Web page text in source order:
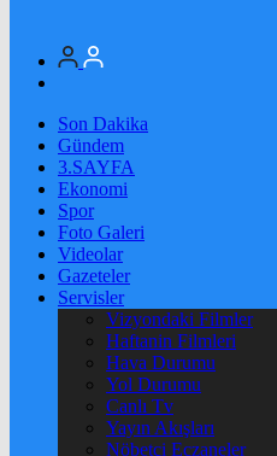
Son Dakika
Gündem
3.SAYFA
Ekonomi
Spor
Foto Galeri
Videolar
Gazeteler
Servisler
Vizyondaki Filmler
Haftanin Filmleri
Hava Durumu
Yol Durumu
Canlı Tv
Yayın Akışları
Nöbetçi Eczaneler